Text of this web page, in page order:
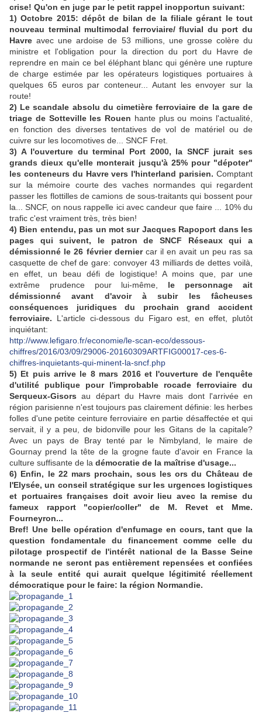
crise! Qu'on en juge par le petit rappel inopportun suivant:
1) Octobre 2015: dépôt de bilan de la filiale gérant le tout
nouveau terminal multimodal ferroviaire/ fluvial du port du
Havre avec une ardoise de 53 millions, une grosse colère du
ministre et l'obligation pour la direction du port du Havre de
reprendre en main ce bel éléphant blanc qui génère une rupture
de charge estimée par les opérateurs logistiques portuaires à
quelques 65 euros par conteneur... Autant les envoyer sur la
route!
2) Le scandale absolu du cimetière ferroviaire de la gare de
triage de Sotteville les Rouen hante plus ou moins l'actualité,
en fonction des diverses tentatives de vol de matériel ou de
cuivre sur les locomotives de... SNCF Fret.
3) A l'ouverture du terminal Port 2000, la SNCF jurait ses
grands dieux qu'elle monterait jusqu'à 25% pour "dépoter"
les conteneurs du Havre vers l'hinterland parisien. Comptant
sur la mémoire courte des vaches normandes qui regardent
passer les flottilles de camions de sous-traitants qui bossent pour
la... SNCF, on nous rappelle ici avec candeur que faire ... 10% du
trafic c'est vraiment très, très bien!
4) Bien entendu, pas un mot sur Jacques Rapoport dans les
pages qui suivent, le patron de SNCF Réseaux qui a
démissionné le 26 février derniercar il en avait un peu ras sa
casquette de chef de gare: convoyer 43 milliards de dettes voilà,
en effet, un beau défi de logistique! A moins que, par une
extrême prudence pour lui-même,
le personnage ait
démissionné avant d'avoir à subir les fâcheuses
conséquences juridiques du prochain grand accident
ferroviaire. L'article ci-dessous du Figaro est, en effet, plutôt
inquiétant:
http://www.lefigaro.fr/economie/le-scan-eco/dessous-
chiffres/2016/03/09/29006-20160309ARTFIG00017-ces-6-
chiffres-inquietants-qui-minent-la-sncf.php
5) Et puis arrive le 8 mars 2016 et l'ouverture de l'enquête
d'utilité publique pour l'improbable rocade ferroviaire du
Serqueux-Gisors au départ du Havre mais dont l'arrivée en
région parisienne n'est toujours pas clairement définie: les herbes
folles d'une petite ceinture ferroviaire en partie désaffectée et qui
servait, il y a peu, de bidonville pour les Gitans de la capitale?
Avec un pays de Bray tenté par le Nimbyland, le maire de
Gournay prend la tête de la grogne faute d'avoir en France la
culture suffisante de la démocratie de la maîtrise d'usage...
6) Enfin, le 22 mars prochain, sous les ors du Château de
l'Elysée, un conseil stratégique sur les urgences logistiques
et portuaires françaises doit avoir lieu avec la remise du
fameux rapport "copier/coller" de M. Revet et Mme.
Fourneyron...
Bref! Une belle opération d'enfumage en cours, tant que la
question fondamentale du financement comme celle du
pilotage prospectif de l'intérêt national de la Basse Seine
normande ne seront pas entièrement repensées et confiées
à la seule entité qui aurait quelque légitimité réellement
démocratique pour le faire: la région Normandie.